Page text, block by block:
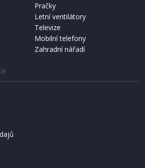
Pračky
Letní ventilátory
Televize
Mobilní telefony
Zahradní nářadí